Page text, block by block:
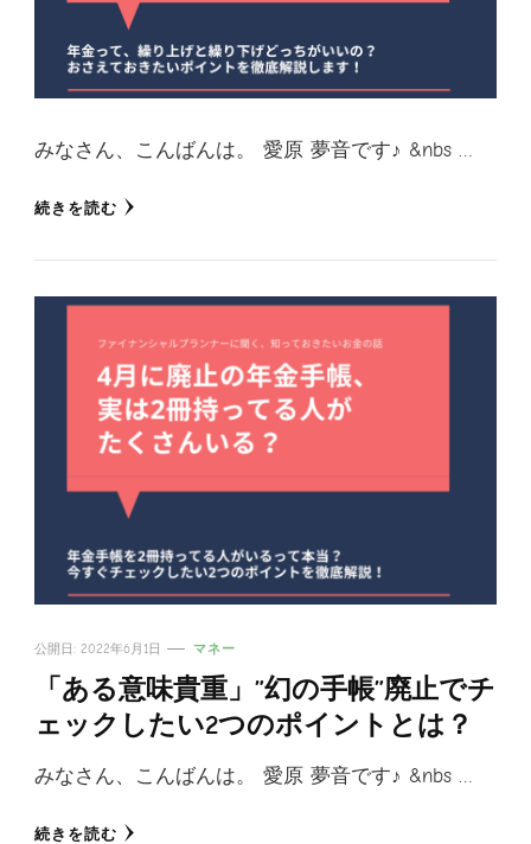
みなさん、こんばんは。 愛原 夢音です♪ &nbs …
続きを読む
公開日: 2022年6月1日 マネー
「ある意味貴重」”幻の手帳”廃止でチ
ェックしたい2つのポイントとは？
みなさん、こんばんは。 愛原 夢音です♪ &nbs …
続きを読む